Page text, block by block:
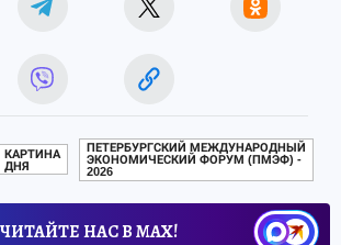
КАРТИНА
ДНЯ
ПЕТЕРБУРГСКИЙ МЕЖДУНАРОДНЫЙ
ЭКОНОМИЧЕСКИЙ ФОРУМ (ПМЭФ) -
2026
ЧИТАЙТЕ НАС В МАХ!